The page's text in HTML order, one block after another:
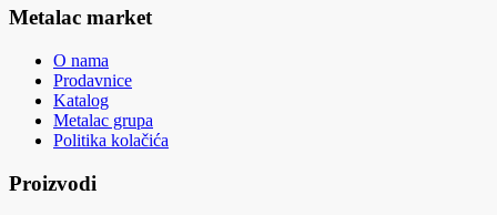
Metalac market
O nama
Prodavnice
Katalog
Metalac grupa
Politika kolačića
Proizvodi